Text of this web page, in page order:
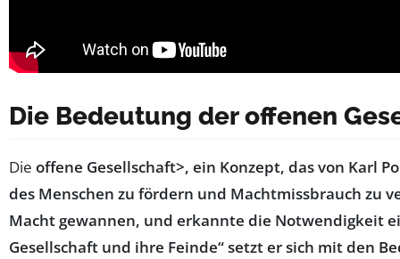
Die Bedeutung der offenen
Die offene Gesellschaft>, ein Konzept, das von Karl
des Menschen zu fördern und Machtmissbrauch zu
Macht gewannen, und erkannte die Notwendigkeit
Gesellschaft und ihre Feinde“ setzt er sich mit den